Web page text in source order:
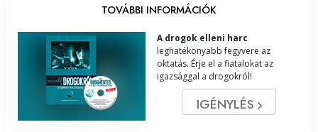
TOVÁBBI INFORMÁCIÓK
A drogok elleni harc
leghatékonyabb fegyvere az
oktatás. Érje el a fiatalokat az
igazsággal a drogokról!
IGÉNYLÉS